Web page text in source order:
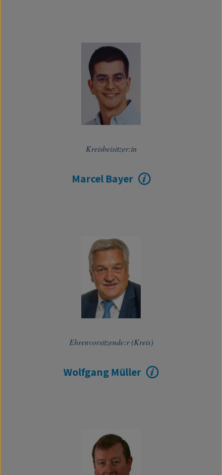
Kreisbeisitzer:in
Marcel Bayer
Ehrenvorsitzende:r (Kreis)
Wolfgang Müller